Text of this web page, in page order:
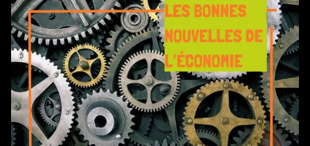
Grille des programmes
Podcasts
Le gallo
Les ateliers radio